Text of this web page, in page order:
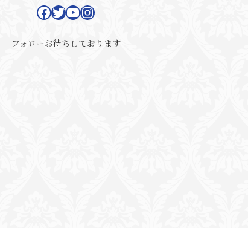
Facebook
Twitter
YouTube
Instagram
フォローお待ちしております